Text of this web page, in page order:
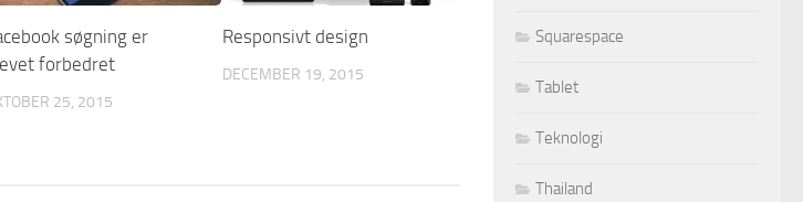
søgning er
forbedret
25, 2015
Responsivt design
DECEMBER 19, 2015
Squarespace
Tablet
Teknologi
Thailand